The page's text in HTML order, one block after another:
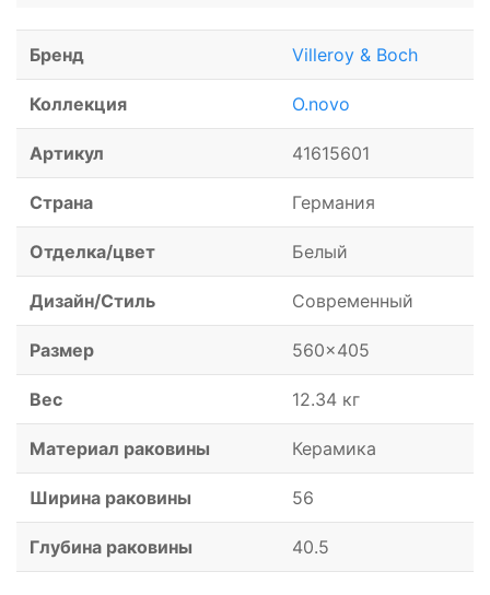
Бренд Villeroy & Boch
Коллекция O.novo
Артикул 41615601
Страна Германия
Отделка/цвет Белый
Дизайн/Стиль Современный
Размер 560x405
Вес 12.34 кг
Материал раковины Керамика
Ширина раковины 56
Глубина раковины 40.5